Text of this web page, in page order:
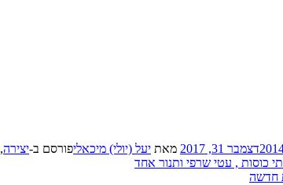
דצמבר 31, 2017 מאת יעל (יולי) מיכאליפורסם ב-יצירה,
כוסות , עטי שרפי ותנור אחד
חדשה